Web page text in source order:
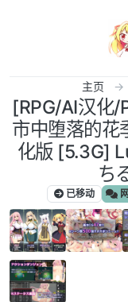
主页
[RPG/AI汉化
市中堕落的花
化版 [5.3G]
ち
已移动